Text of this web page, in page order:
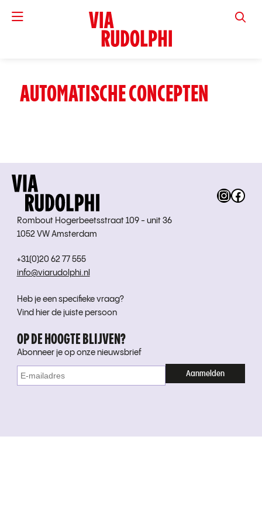
VIA
AUTOMATISCHE CONCEPTEN
Rombout Hogerbeetsstraat 109 - unit 36
1052 VW Amsterdam
+31(0)20 62 77 555
info@viarudolphi.nl
Heb je een specifieke vraag?
Vind hier de juiste persoon
OP DE HOOGTE BLIJVEN?
Abonneer je op onze nieuwsbrief